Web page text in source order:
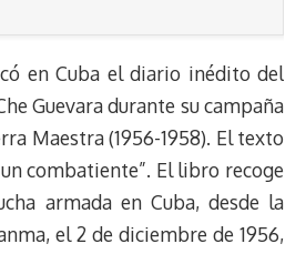
en Cuba el diario inédito del
Guevara durante su campaña
Maestra (1956-1958). El texto
combatiente”. El libro recoge
armada en Cuba, desde la
el 2 de diciembre de 1956,